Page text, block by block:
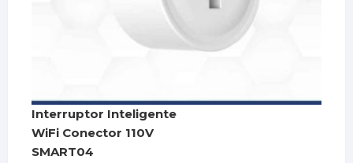
Interruptor Inteligente
WiFi Conector 110V
SMART04